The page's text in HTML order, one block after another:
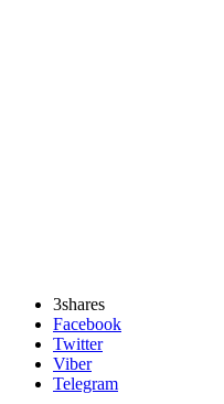
3shares
Facebook
Twitter
Viber
Telegram